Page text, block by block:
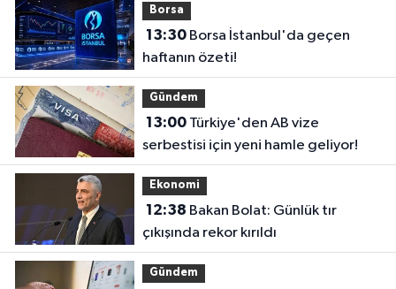
Borsa
13:30Borsa İstanbul'da geçen
haftanın özeti!
Gündem
13:00Türkiye'den AB vize
serbestisi için yeni hamle geliyor!
Ekonomi
12:38
çıkışında rekor kırıldı
Gündem